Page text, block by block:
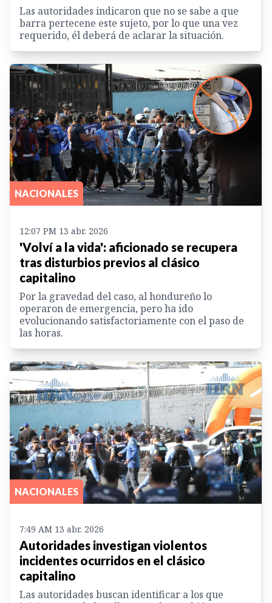
Las autoridades indicaron que no se sabe a que
barra pertecene este sujeto, por lo que una vez
requerido, él deberá de aclarar la situación.
NACIONALES
12:07 PM 13 abr. 2026
'Volví a la vida': aficionado se recupera
tras disturbios previos al clásico
capitalino
Por la gravedad del caso, al hondureño lo
operaron de emergencia, pero ha ido
evolucionando satisfactoriamente con el paso de
las horas.
NACIONALES
7:49 AM 13 abr. 2026
Autoridades investigan violentos
incidentes ocurridos en el clásico
capitalino
Las autoridades buscan identificar a los que